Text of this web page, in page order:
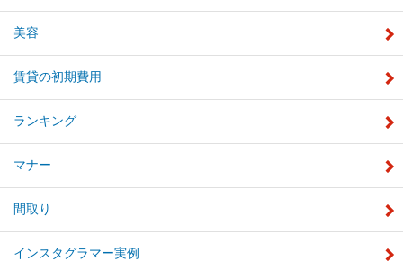
美容
賃貸の初期費用
ランキング
マナー
間取り
インスタグラマー実例